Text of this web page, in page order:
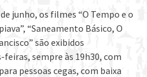
junho, os filmes “O Tempo e o
“Saneamento Básico, O
são exibidos
sempre às 19h30, com
pessoas cegas, com baixa